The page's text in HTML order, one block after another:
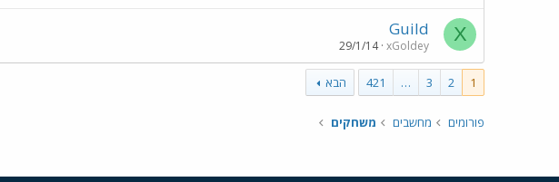
X
Guild
xGoldey
29/1/14
1
2
3
…
421 הבא
פורומים מחשבים משחקים